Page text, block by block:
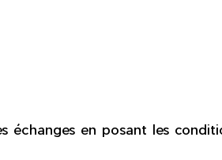
en posant les